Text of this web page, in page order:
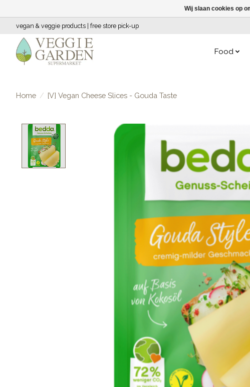
vegan & veggie products | free store pick-up
Food
Home / [V] Vegan Cheese Slices - Gouda Taste
Product image slideshow Items
Wij slaan cookies op